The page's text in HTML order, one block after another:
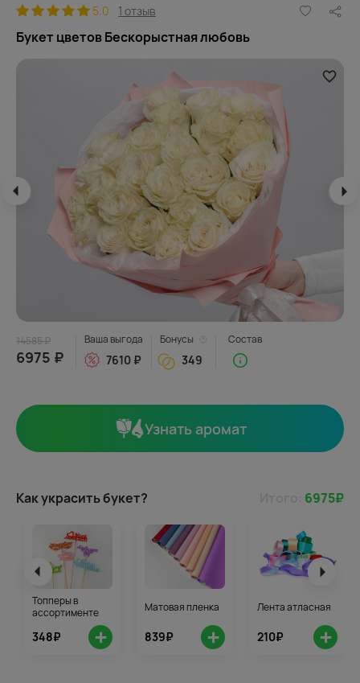
5.0 1 отзыв
Букет цветов Бескорыстная любовь
14585 ₽
6975 ₽
Ваша выгода
7610 ₽
Бонусы
349
Состав
Узнать аромат
Как украсить букет? 6975₽
Топперы в
ассортименте
348₽ +
Матовая пленка
839₽ +
Лента атласная
210₽ +